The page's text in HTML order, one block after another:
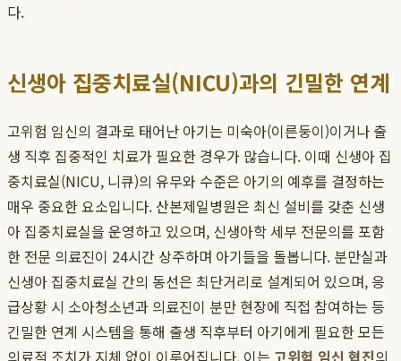
다.
신생아 집중치료실(NICU)과의 긴밀한 연계
고위험 임신의 결과로 태어난 아기는 미숙아(이른둥이)이거나 출
생 직후 집중적인 치료가 필요한 경우가 많습니다. 이때 신생아 집
중치료실(NICU, 니큐)의 유무와 수준은 아기의 예후를 결정하는
매우 중요한 요소입니다. 산본제일병원은 최신 설비를 갖춘 신생
아 집중치료실을 운영하고 있으며, 신생아학 세부 전문의를 포함
한 전문 의료진이 24시간 상주하며 아기들을 돌봅니다. 분만실과
신생아 집중치료실 간의 동선은 최단거리로 설계되어 있으며, 응
급상황 시 소아청소년과 의료진이 분만 현장에 직접 참여하는 등
긴밀한 연계 시스템을 통해 출생 직후부터 아기에게 필요한 모든
의료적 조치가 지체 없이 이루어집니다. 이는 고위험 임신 협진의